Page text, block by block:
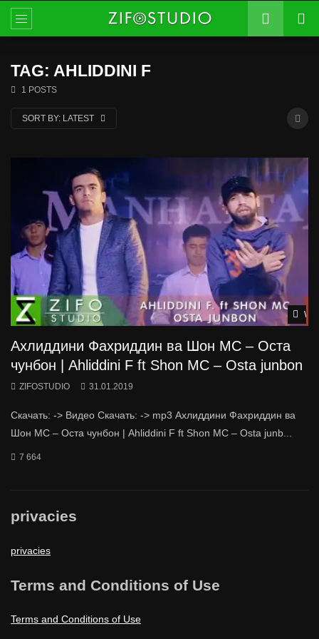
TAG: AHLIDDINI F
1 POSTS
SORT BY: LATEST
Ахлиддини Фахриддин ва Шон МС – Оста
чунбон | Ahliddini F ft Shon MC – Osta junbon
ZIFOSTUDIO 31.01.2019
Скачать: -> Видео Скачать: -> mp3 Ахлиддини Фахриддин ва
Шон МС – Оста чунбон | Ahliddini F ft Shon MC – Osta junb...
7 664
privacies
privacies
Terms and Conditions of Use
Terms and Conditions of Use